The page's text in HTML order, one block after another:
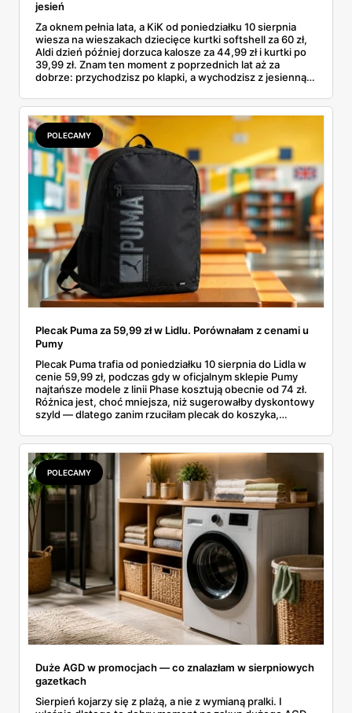
jesień
Za oknem pełnia lata, a KiK od poniedziałku 10 sierpnia
wiesza na wieszakach dziecięce kurtki softshell za 60 zł,
Aldi dzień później dorzuca kalosze za 44,99 zł i kurtki po
39,99 zł. Znam ten moment z poprzednich lat aż za
dobrze: przychodzisz po klapki, a wychodzisz z jesienną
pojawi się w gazetkach w przyszłym tygodniu i czy jest
sens kupować jesień, zanim skończą się wakacje.
POLECAMY
Plecak Puma za 59,99 zł w Lidlu. Porównałam z cenami u
Pumy
Plecak Puma trafia od poniedziałku 10 sierpnia do Lidla w
cenie 59,99 zł, podczas gdy w oficjalnym sklepie Pumy
najtańsze modele z linii Phase kosztują obecnie od 74 zł.
Różnica jest, choć mniejsza, niż sugerowałby dyskontowy
szyld — dlatego zanim rzuciłam plecak do koszyka,
rozpiska: co dokładnie sprzedaje Lidl, ile kosztują
odpowiedniki u producenta i komu ten zakup naprawdę
się opłaci.
POLECAMY
Duże AGD w promocjach — co znalazłam w sierpniowych
gazetkach
Sierpień kojarzy się z plażą, a nie z wymianą pralki. I